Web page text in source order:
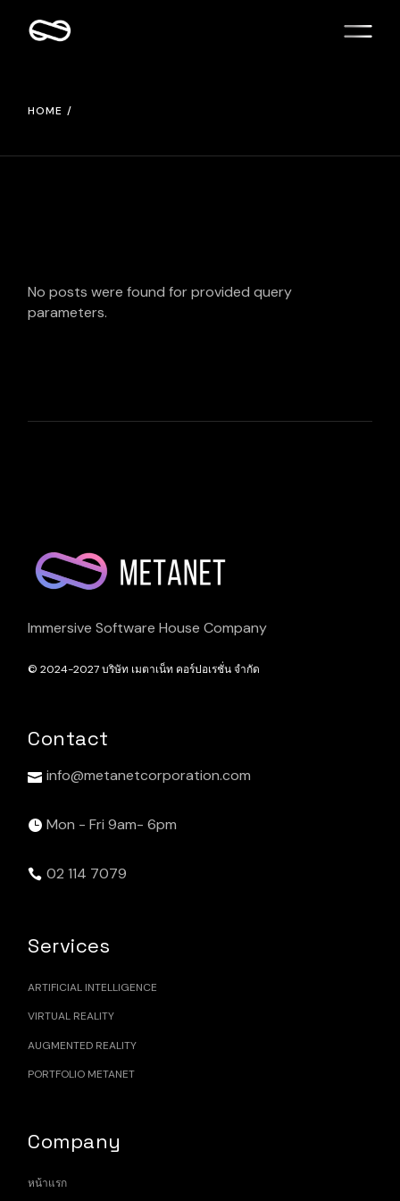
HOME
No posts were found for provided query
parameters.
Immersive Software House Company
© 2024-2027บริษัท เมตาเน็ท คอร์ปอเรชั่น จำกัด
Contact
info@metanetcorporation.com
Mon - Fri 9am- 6pm
02 114 7079
Services
ARTIFICIAL INTELLIGENCE
VIRTUAL REALITY
AUGMENTED REALITY
PORTFOLIO METANET
Company
หน้าแรก